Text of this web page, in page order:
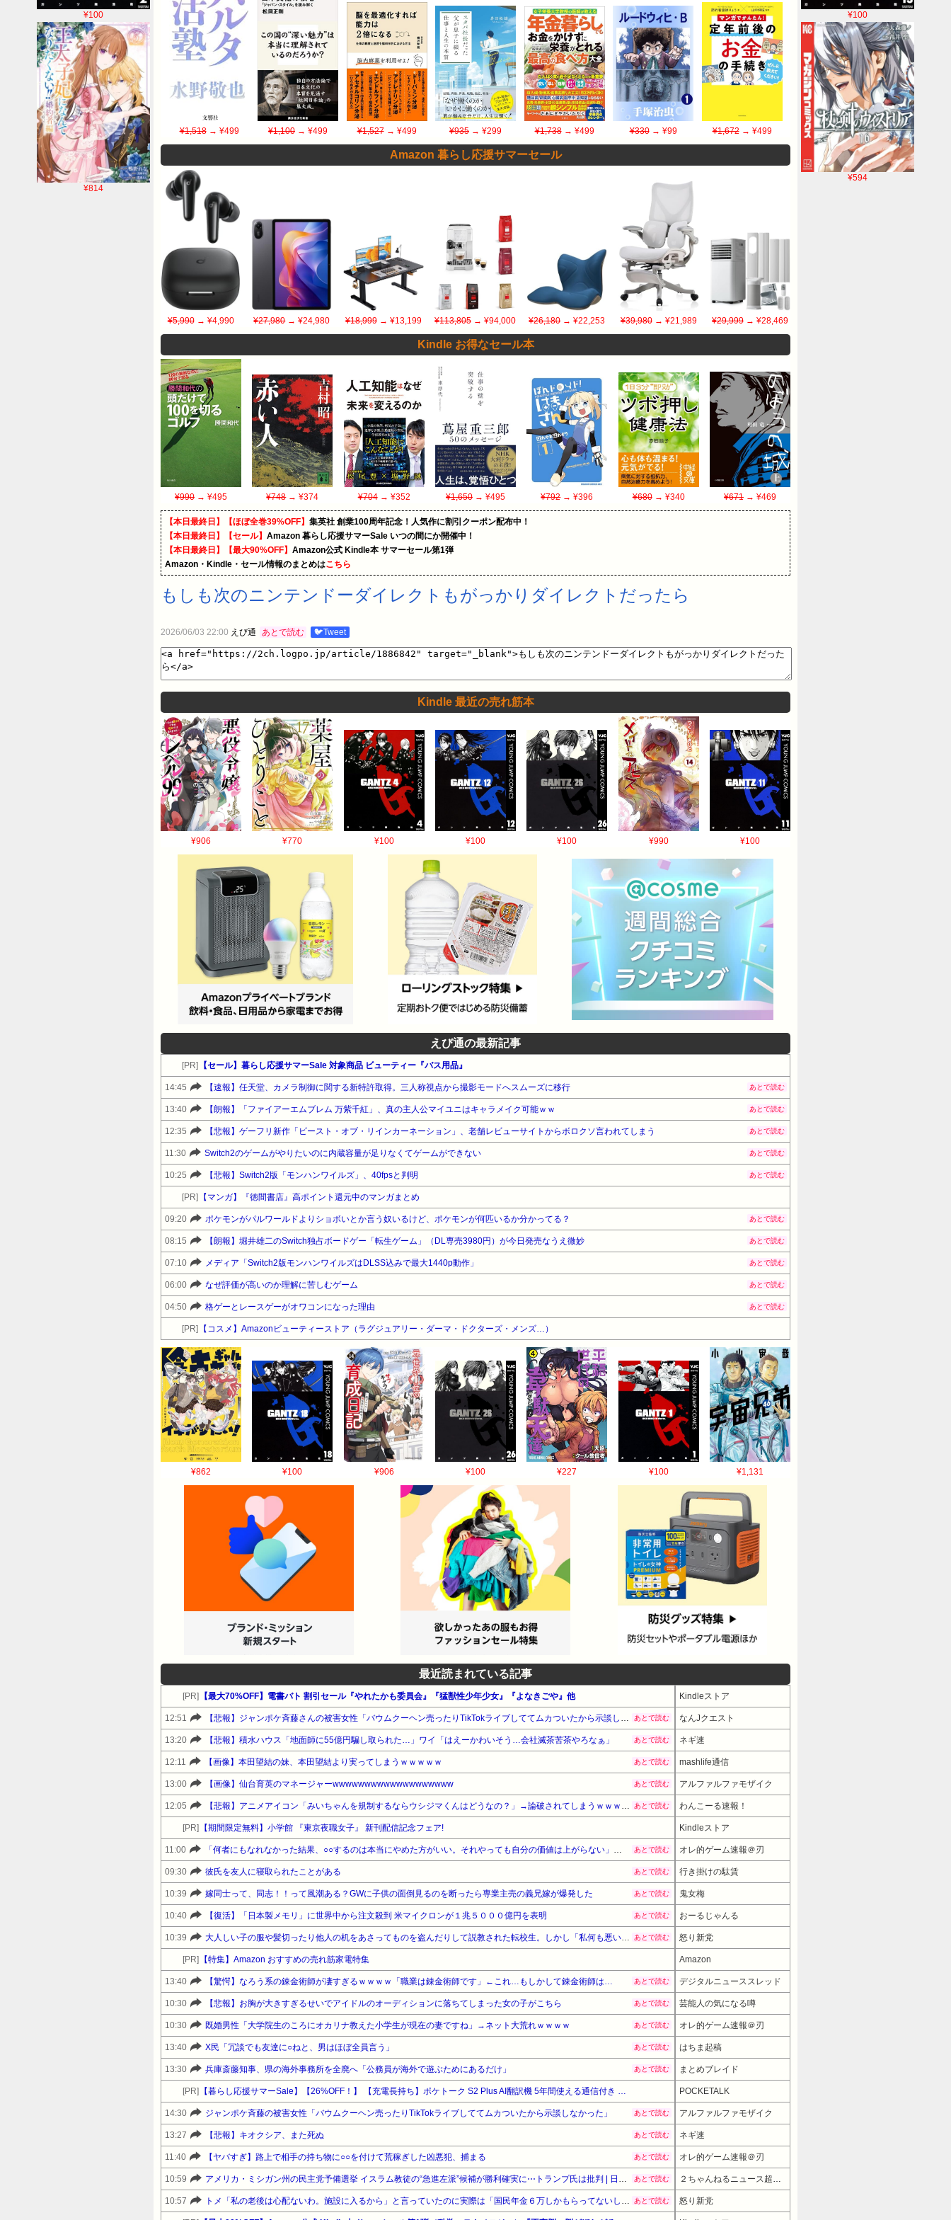
¥100
¥594
¥100
¥814
¥1,518→ ¥499 ¥1,100 → ¥499 ¥1,527→ ¥499 ¥935 → ¥299 ¥1,738→ ¥499 ¥330→ ¥99 ¥1,672→ ¥499
Amazon 暮らし応援サマーセール
¥5,990→ ¥4,990 ¥27,980→ ¥24,980 ¥18,999→ ¥13,199 ¥113,805→ ¥94,000 ¥26,180→ ¥22,253 ¥39,980→ ¥21,989 ¥29,999→ ¥28,469
Kindle お得なセール本
¥990 → ¥495 ¥748→ ¥374 ¥704→ ¥352 ¥1,650→ ¥495 ¥792→ ¥396 ¥680→ ¥340 ¥671→ ¥469
【本日最終日】【ほぼ全巻39%OFF】 集英社 創業100周年記念！人気作に割引クーポン配布中！
【本日最終日】【セール】 Amazon 暮らし応援サマーSale いつの間にか開催中！
【本日最終日】【最大90%OFF】 Amazon公式 Kindle本 サマーセール第1弾
Amazon・Kindle・セール情報のまとめはこちら
もしも次のニンテンドーダイレクトもがっかりダイレクトだったら
2026/06/03 22:00 えび通 あとで読む 🐦Tweet
Kindle 最近の売れ筋本
¥906 ¥770 ¥100 ¥100 ¥100 ¥990 ¥100
えび通の最新記事
[PR] 【セール】暮らし応援サマーSale 対象商品 ビューティー『バス用品』
14:45 【速報】任天堂、カメラ制御に関する新特許取得。三人称視点から撮影モードへスムーズに移行 あとで読む
13:40 【朗報】「ファイアーエムブレム 万紫千紅」、真の主人公マイユニはキャラメイク可能ｗｗ あとで読む
12:35 【悲報】ゲーフリ新作「ビースト・オブ・リインカーネーション」、老舗レビューサイトからボロクソ言われてしまう あとで読む
11:30 Switch2のゲームがやりたいのに内蔵容量が足りなくてゲームができない あとで読む
10:25 【悲報】Switch2版「モンハンワイルズ」、40fpsと判明 あとで読む
[PR] 【マンガ】『徳間書店』高ポイント還元中のマンガまとめ
09:20 ポケモンがパルワールドよりショボいとか言う奴いるけど、ポケモンが何匹いるか分かってる？ あとで読む
08:15 【朗報】堀井雄二のSwitch独占ボードゲー「転生ゲーム」（DL専売3980円）が今日発売なうえ微妙 あとで読む
07:10 メディア「Switch2版モンハンワイルズはDLSS込みで最大1440p動作」 あとで読む
06:00 なぜ評価が高いのか理解に苦しむゲーム あとで読む
04:50 格ゲーとレースゲーがオワコンになった理由 あとで読む
[PR] 【コスメ】Amazonビューティーストア（ラグジュアリー・ダーマ・ドクターズ・メンズ…）
¥862 ¥100 ¥906 ¥100 ¥227 ¥100 ¥1,131
最近読まれている記事
[PR] 【最大70%OFF】電書バト 割引セール『やれたかも委員会』『猛獣性少年少女』『よなきごや』他 Kindleストア
12:51 【悲報】ジャンポケ斉藤さんの被害女性「バウムクーヘン売ったりTikTokライブしててムカついたから示談しなかった」・・・・・・・・・ あとで読む なんJクエスト
13:20 【悲報】積水ハウス「地面師に55億円騙し取られた…」ワイ「はえーかわいそう…会社滅茶苦茶やろなぁ」 あとで読む ネギ速
12:11 【画像】本田望結の妹、本田望結より実ってしまうｗｗｗｗｗ あとで読む mashlife通信
13:00 【画像】仙台育英のマネージャーwwwwwwwwwwwwwwwwwww あとで読む アルファルファモザイク
12:05 【悲報】アニメアイコン「みいちゃんを規制するならウシジマくんはどうなの？」→論破されてしまうｗｗｗｗｗ あとで読む わんこーる速報！
[PR] 【期間限定無料】小学館 『東京夜職女子』 新刊配信記念フェア! Kindleストア
11:00 「何者にもなれなかった結果、○○するのは本当にやめた方がいい。それやっても自分の価値は上がらない」→各界隈に突き刺さってしまう あとで読む オレ的ゲーム速報＠刃
09:30 彼氏を友人に寝取られたことがある あとで読む 行き掛けの駄賃
10:39 嫁同士って、同志！！って風潮ある？GWに子供の面倒見るのを断ったら専業主売の義兄嫁が爆発した あとで読む 鬼女梅
10:40 【復活】「日本製メモリ」に世界中から注文殺到 米マイクロンが１兆５０００億円を表明 あとで読む おーるじゃんる
10:39 大人しい子の服や髪切ったり他人の机をあさってものを盗んだりして説教された転校生。しかし「私何も悪いことしてないのに何で叱られなきゃいけないの？」と言い放った あとで読む 怒り新党
[PR] 【特集】Amazon おすすめの売れ筋家電特集 Amazon
13:40 【驚愕】なろう系の錬金術師が凄すぎるｗｗｗｗ「職業は錬金術師です」←これ…もしかして錬金術師は… あとで読む デジタルニューススレッド
10:30 【悲報】お胸が大きすぎるせいでアイドルのオーディションに落ちてしまった女の子がこちら あとで読む 芸能人の気になる噂
10:30 既婚男性「大学院生のころにオカリナ教えた小学生が現在の妻ですね」→ネット大荒れｗｗｗｗ あとで読む オレ的ゲーム速報＠刃
13:40 X民「冗談でも友達に○ねと、男はほぼ全員言う」 あとで読む はちま起稿
13:30 兵庫斎藤知事、県の海外事務所を全廃へ「公務員が海外で遊ぶためにあるだけ」 あとで読む まとめブレイド
[PR] 【暮らし応援サマーSale】【26%OFF！】 【充電長持ち】ポケトーク S2 Plus AI翻訳機 5年間使える通信付き 落下対策3点セット 安心の3年保証 販売台数130万台突破 1万社導入 ISO27001対応 翻訳データ不保持 AI学習不使用 ホワイト PTS2P-W POCKETALK
14:30 ジャンポケ斉藤の被害女性「バウムクーヘン売ったりTikTokライブしててムカついたから示談しなかった」 あとで読む アルファルファモザイク
13:27 【悲報】キオクシア、また死ぬ あとで読む ネギ速
11:40 【ヤバすぎ】路上で相手の持ち物に○○を付けて荒稼ぎした凶悪犯、捕まる あとで読む オレ的ゲーム速報＠刃
10:59 アメリカ・ミシガン州の民主党予備選挙 イスラム教徒の“急進左派”候補が勝利確実に⋯トランプ氏は批判 | 日本ではこの流れは来ないね あとで読む ２ちゃんねるニュース超速まとめ＋
10:57 トメ「私の老後は心配ないわ。施設に入るから」と言っていたのに実際は「国民年金６万しかもらってないし暮らせない」と言いだし義兄宅に転がり込んだ→ あとで読む 怒り新党